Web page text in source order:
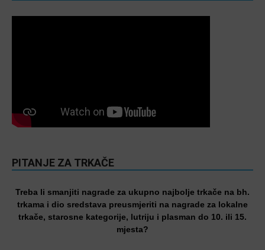
PITANJE ZA TRKAČE
Treba li smanjiti nagrade za ukupno najbolje trkače na bh.
trkama i dio sredstava preusmjeriti na nagrade za lokalne
trkače, starosne kategorije, lutriju i plasman do 10. ili 15.
mjesta?